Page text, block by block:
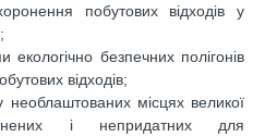
побутових відходів у
екологічно безпечних полігонів
відходів;
місцях великої
і непридатних для